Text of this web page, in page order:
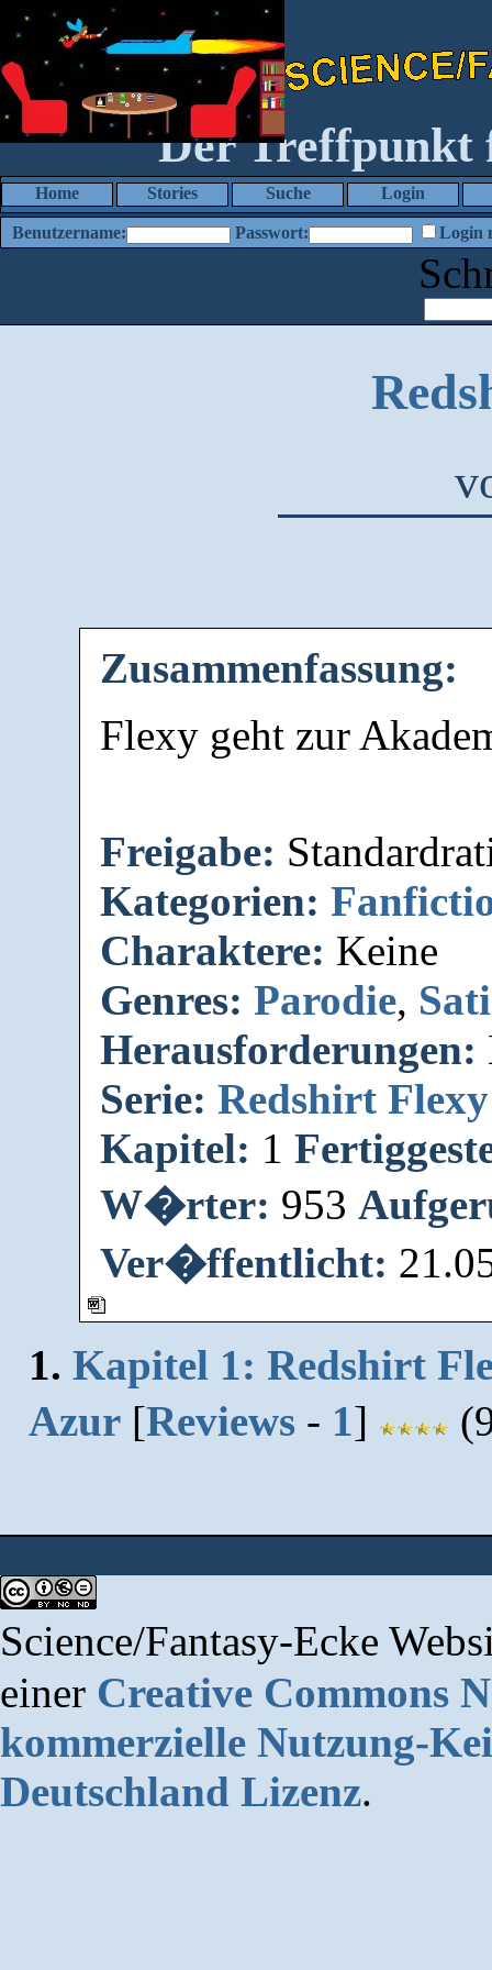
Der Treffpunkt
Home Stories Suche Login
Benutzername: Passwort: Login
Zusammenfassung:
Flexy geht zur
Freigabe:
Kategorien:
Charaktere: Keine
Genres:Parodie,
Herausforderungen:
Serie: Redshirt Flexy
Kapitel: 1
W�rter: 953
Ver�ffentlicht:
1. Kapitel 1: Redshirt
Azur [Reviews - 1]
Science/Fantasy-Ecke
einer Creative Commons
kommerzielle Nutzung-
Deutschland Lizenz.